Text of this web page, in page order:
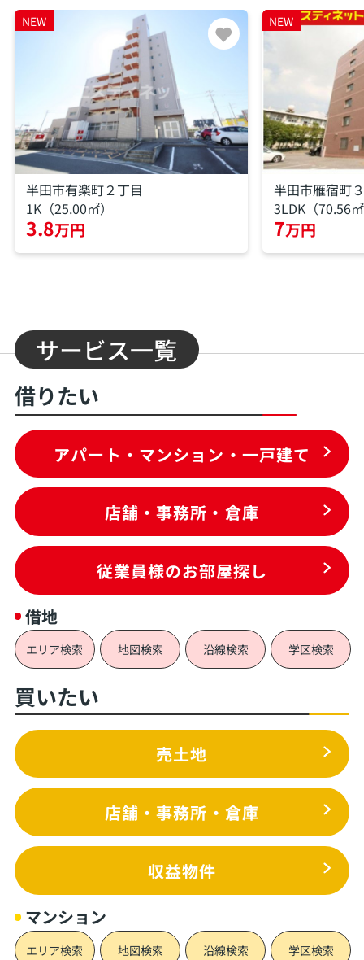
NEW
半田市有楽町２丁目
1K（25.00㎡）
3.8万円
NEW
半田市雁宿町
3LDK（70.56
7万円
サービス一覧
借りたい
アパート・マンション・一戸建て
店舗・事務所・倉庫
従業員様のお部屋探し
借地
エリア検索 地図検索 沿線検索 学区検索
買いたい
売土地
店舗・事務所・倉庫
収益物件
マンション
エリア検索 地図検索 沿線検索 学区検索